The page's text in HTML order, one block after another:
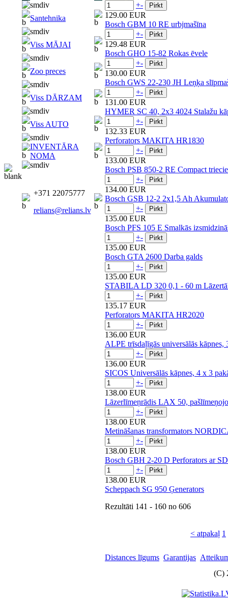
Santehnika
Viss MĀJAI
Zoo preces
Viss DĀRZAM
Viss AUTO
INVENTĀRA
NOMA
+371 22075777
relians@relians.lv
+-
129.00 EUR
Bosch GBM 10 RE urbjmašīna
+-
129.48 EUR
Bosch GHO 15-82 Rokas ēvele
+-
130.00 EUR
Bosch GWS 22-230 JH Leņķa
+-
131.00 EUR
HYMER SC 40, 2x3 4024 Stalažu
+-
132.33 EUR
Perforators MAKITA HR1830
+-
133.00 EUR
Bosch PSB 850-2 RE Compact
+-
134.00 EUR
Bosch GSB 12-2 2x1,5 Ah
+-
135.00 EUR
Bosch PFS 105 E Smalkās
+-
135.00 EUR
Bosch GTA 2600 Darba galds
+-
135.00 EUR
STABILA LD 320 0,1 - 60 m
+-
135.17 EUR
Perforators MAKITA HR2020
+-
136.00 EUR
ALPE trīsdaļīgās universālās
+-
136.00 EUR
SICOS Universālās kāpnes, 4 x 3
+-
138.00 EUR
Lāzerlīmeņrādis LAX 50,
+-
138.00 EUR
Metināšanas transformators
+-
138.00 EUR
Bosch GBH 2-20 D Perforators ar
+-
138.00 EUR
Scheppach SG 950 Ģenerators
Rezultāti 141 - 160 no 606
< atpakaļ 1
Distances līgums Garantijas
(C)